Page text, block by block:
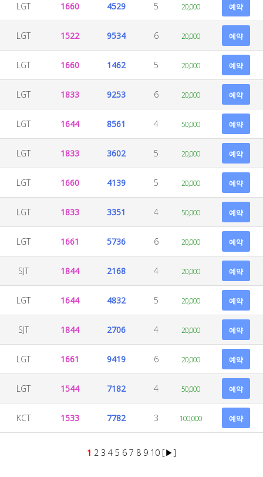
LGT 1660 4529 5 20,000 예약
LGT 1522 9534 6 20,000 예약
LGT 1660 1462 5 20,000 예약
LGT 1833 9253 6 20,000 예약
LGT 1644 8561 4 50,000 예약
LGT 1833 3602 5 20,000 예약
LGT 1660 4139 5 20,000 예약
LGT 1833 3351 4 50,000 예약
LGT 1661 5736 6 20,000 예약
SJT 1844 2168 4 20,000 예약
LGT 1644 4832 5 20,000 예약
SJT 1844 2706 4 20,000 예약
LGT 1661 9419 6 20,000 예약
LGT 1544 7182 4 50,000 예약
KCT 1533 7782 3 100,000 예약
1 2 3 4 5 6 7 8 9 10 [▶]